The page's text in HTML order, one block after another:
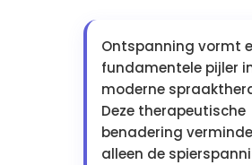
Ontspanning vormt
fundamentele pijler
moderne
Deze therapeutische
benadering
alleen de